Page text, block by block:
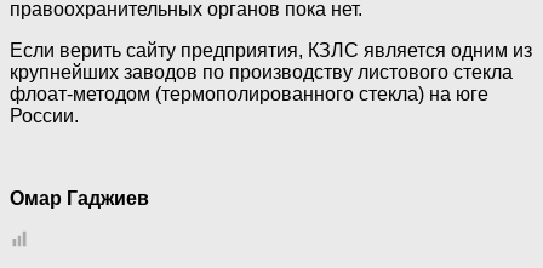
правоохранительных органов пока нет.
Если верить сайту предприятия, КЗЛС является одним из
крупнейших заводов по производству листового стекла
флоат-методом (термополированного стекла) на юге
России.
Омар Гаджиев